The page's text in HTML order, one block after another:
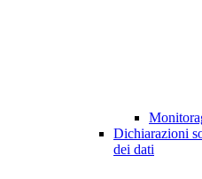
Dichiarazioni
dei dati